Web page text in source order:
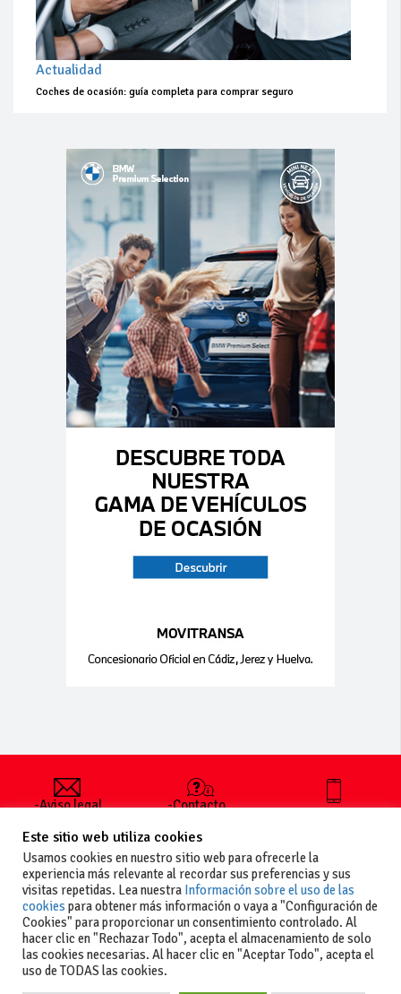
Actualidad
Coches de ocasión: guía completa para comprar seguro
-Aviso legal
generales
de uso
-Política de
privacidad
-Política de
cookies
-Contacto
publicar un
anuncio
-Vende+
+34 627 35
Este sitio web utiliza cookies
Usamos cookies en nuestro sitio web para ofrecerle la
experiencia más relevante al recordar sus preferencias y sus
visitas repetidas. Lea nuestra Información sobre el uso de las
cookies para obtener más información o vaya a "Configuración de
Cookies" para proporcionar un consentimiento controlado. Al
hacer clic en "Rechazar Todo", acepta el almacenamiento de solo
las cookies necesarias. Al hacer clic en "Aceptar Todo", acepta el
uso de TODAS las cookies.